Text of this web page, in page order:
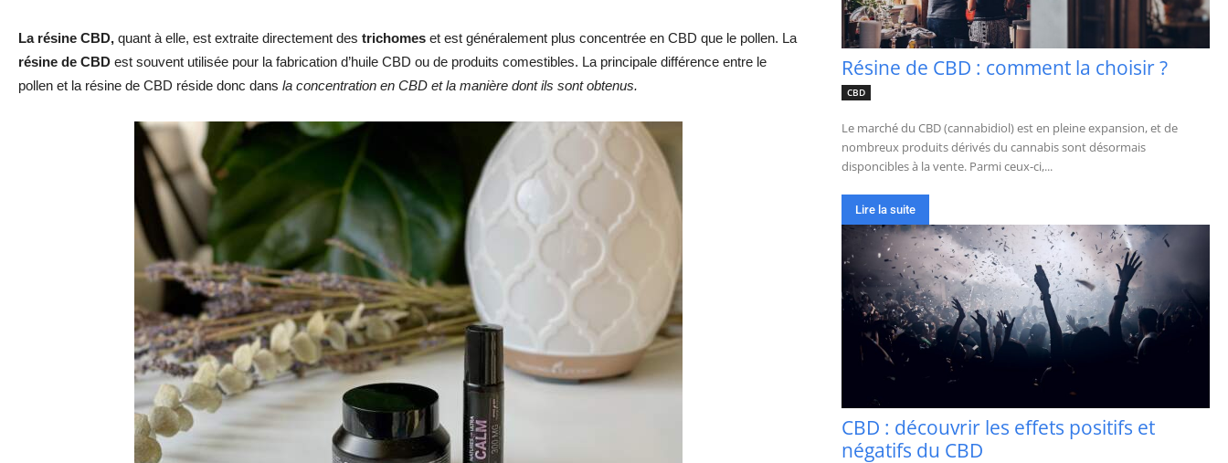
La résine CBD, quant à elle, est extraite directement des trichomes et est généralement plus concentrée en CBD que le pollen. La
résine de CBD est souvent utilisée pour la fabrication d’huile CBD ou de produits comestibles. La principale différence entre le
pollen et la résine de CBD réside donc dans la concentration en CBD et la manière dont ils sont obtenus.
Résine de CBD : comment la choisir ?
CBD
Le marché du CBD (cannabidiol) est en pleine expansion, et de
nombreux produits dérivés du cannabis sont désormais
disponcibles à la vente. Parmi ceux-ci,...
Lire la suite
CBD : découvrir les effets positifs et
négatifs du CBD